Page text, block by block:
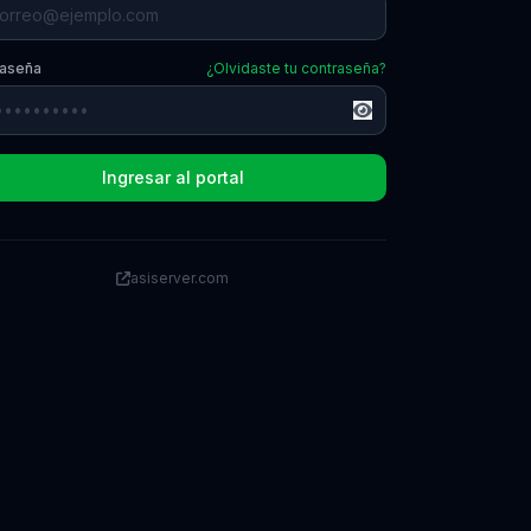
¿Olvidaste tu contraseña?
Ingresar al portal
asiserver.com